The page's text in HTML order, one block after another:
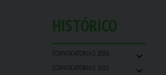
HISTÓRICO
CONVOCATORIAS 2026 ⌄
CONVOCATORIAS 2025 ⌄